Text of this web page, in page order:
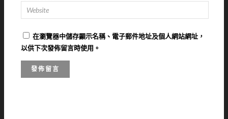
在瀏覽器中儲存顯示名稱、電子郵件地址及個人網站網址，
以供下次發佈留言時使用。